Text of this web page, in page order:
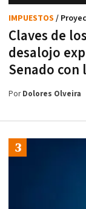
Claves de
desalojo
Senado con
IMPUESTOS /
PorDolores Olveira